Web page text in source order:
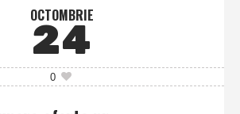
OCTOMBRIE
24
0